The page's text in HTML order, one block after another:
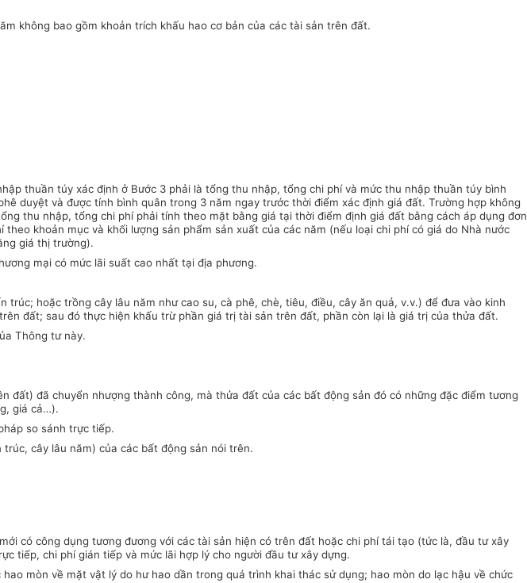
không bao gồm khoản trích khấu hao cơ bản của các tài sản trên đất.
thuần túy xác định ở Bước 3 phải là tổng thu nhập, tổng chi phí và mức thu nhập thuần túy bình
duyệt và được tính bình quân trong 3 năm ngay trước thời điểm xác định giá đất. Trường hợp không
thu nhập, tổng chi phí phải tính theo mặt bằng giá tại thời điểm định giá đất bằng cách áp dụng đơn
khoản mục và khối lượng sản phẩm sản xuất của các năm (nếu loại chi phí có giá do Nhà nước
giá thị trường).
mại có mức lãi suất cao nhất tại địa phương.
hoặc trồng cây lâu năm như cao su, cà phê, chè, tiêu, điều, cây ăn quả, v.v.) để đưa vào kinh
đất; sau đó thực hiện khấu trừ phần giá trị tài sản trên đất, phần còn lại là giá trị của thửa đất.
Thông tư này.
đã chuyển nhượng thành công, mà thửa đất của các bất động sản đó có những đặc điểm tương
giá cả…).
so sánh trực tiếp.
cây lâu năm) của các bất động sản nói trên.
có công dụng tương đương với các tài sản hiện có trên đất hoặc chi phí tái tạo (tức là, đầu tư xây
tiếp, chi phí gián tiếp và mức lãi hợp lý cho người đầu tư xây dựng.
mòn về mặt vật lý do hư hao dần trong quá trình khai thác sử dụng; hao mòn do lạc hậu về chức